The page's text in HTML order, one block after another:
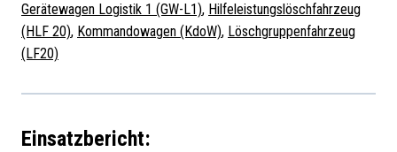
Gerätewagen Logistik 1 (GW-L1), Hilfeleistungslöschfahrzeug
(HLF 20), Kommandowagen (KdoW), Löschgruppenfahrzeug
(LF20)
Einsatzbericht: